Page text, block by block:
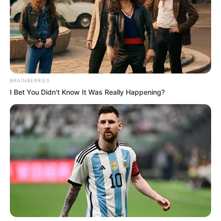
Qaydalar TƏSDİQLƏNDİ:1 sentyabr 2026-cı il
tarixindən qüvvəyə minəcək
"Qaçqınkom" aylıq müavinətlə bağlıRƏSMİ
AÇIQLAMA YAYDI
0
Xəbər xoşunuza gəldi? Sosial şəbəkələrdə paylaşın
Azərbaycan Hava Yolları Gəncə Sankt-Peterburq
BRAINBERRIES
I Bet You Didn't Know It Was Really Happening?